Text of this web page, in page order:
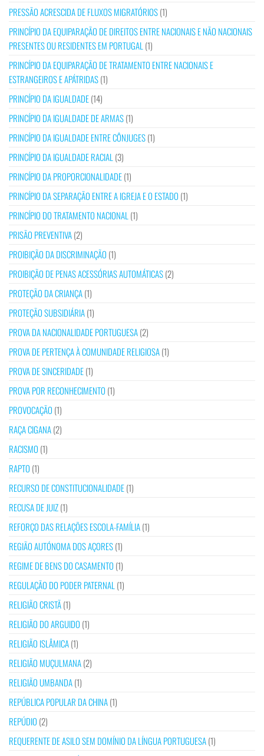
PRESSÃO ACRESCIDA DE FLUXOS MIGRATÓRIOS(1)
PRINCÍPIO DA EQUIPARAÇÃO DE DIREITOS ENTRE NACIONAIS E NÃO NACIONAIS
PRESENTES OU RESIDENTES EM PORTUGAL (1)
PRINCÍPIO DA EQUIPARAÇÃO DE TRATAMENTO ENTRE NACIONAIS E
ESTRANGEIROS E APÁTRIDAS(1)
PRINCÍPIO DA IGUALDADE(14)
PRINCÍPIO DA IGUALDADE DE ARMAS(1)
PRINCÍPIO DA IGUALDADE ENTRE CÔNJUGES(1)
PRINCÍPIO DA IGUALDADE RACIAL (3)
PRINCÍPIO DA PROPORCIONALIDADE(1)
PRINCÍPIO DA SEPARAÇÃO ENTRE A IGREJA E O ESTADO (1)
PRINCÍPIO DO TRATAMENTO NACIONAL (1)
PRISÃO PREVENTIVA(2)
PROIBIÇÃO DA DISCRIMINAÇÃO (1)
PROIBIÇÃO DE PENAS ACESSÓRIAS AUTOMÁTICAS(2)
PROTEÇÃO DA CRIANÇA(1)
PROTEÇÃO SUBSIDIÁRIA(1)
PROVA DA NACIONALIDADE PORTUGUESA(2)
PROVA DE PERTENÇA À COMUNIDADE RELIGIOSA(1)
PROVA DE SINCERIDADE(1)
PROVA POR RECONHECIMENTO (1)
PROVOCAÇÃO (1)
RAÇA CIGANA(2)
RACISMO (1)
RAPTO (1)
RECURSO DE CONSTITUCIONALIDADE(1)
RECUSA DE JUIZ(1)
REFORÇO DAS RELAÇÕES ESCOLA-FAMÍLIA(1)
REGIÃO AUTÓNOMA DOS AÇORES(1)
REGIME DE BENS DO CASAMENTO (1)
REGULAÇÃO DO PODER PATERNAL (1)
RELIGIÃO CRISTÃ(1)
RELIGIÃO DO ARGUIDO (1)
RELIGIÃO ISLÂMICA(1)
RELIGIÃO MUÇULMANA(2)
RELIGIÃO UMBANDA(1)
REPÚBLICA POPULAR DA CHINA(1)
REPÚDIO (2)
REQUERENTE DE ASILO SEM DOMÍNIO DA LÍNGUA PORTUGUESA(1)